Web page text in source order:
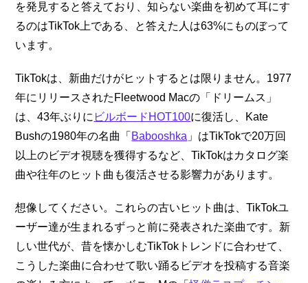
を発見すると答えており、知らない楽曲を初めて耳にす
るのはTikTok上である、と答えた人は63%にものぼって
います。
TikTokは、新曲だけがヒットするとは限りません。1977
年にリリースされたFleetwood Macの「ドリームス」
は、43年ぶりに ビルボードHOT100に復活し、Kate
Bushの1980年の名曲「 Babooshka 」はTikTokで20万回
以上のビデオ視聴を獲得するなど、TikTokはカタログ楽
曲や往年のヒット曲も復活させる影響力があります。
想像してください。これらの古いヒット曲は、TikTokユ
ーザー達が生まれるずっと前に発表された楽曲です。新
しい世代が、昔を懐かしむTikTokトレンドに合わせて、
こうした楽曲に合わせて歌い踊るビデオを投稿する音楽